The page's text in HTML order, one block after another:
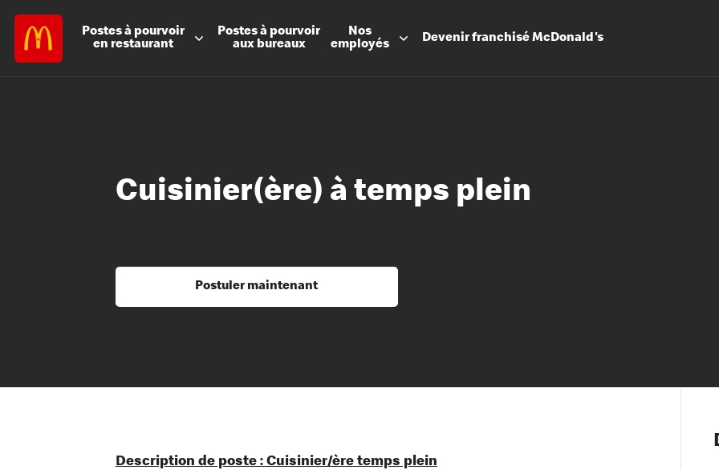
Postes à pourvoir
en restaurant
Postes à pourvoir
aux bureaux
Nos
employés
DevenirfranchiséMcDonald's
Les
Notre
Nos
Cuisinier(ère) à temps plein
Postuler maintenant
Description de poste : Cuisinier/ère temps plein